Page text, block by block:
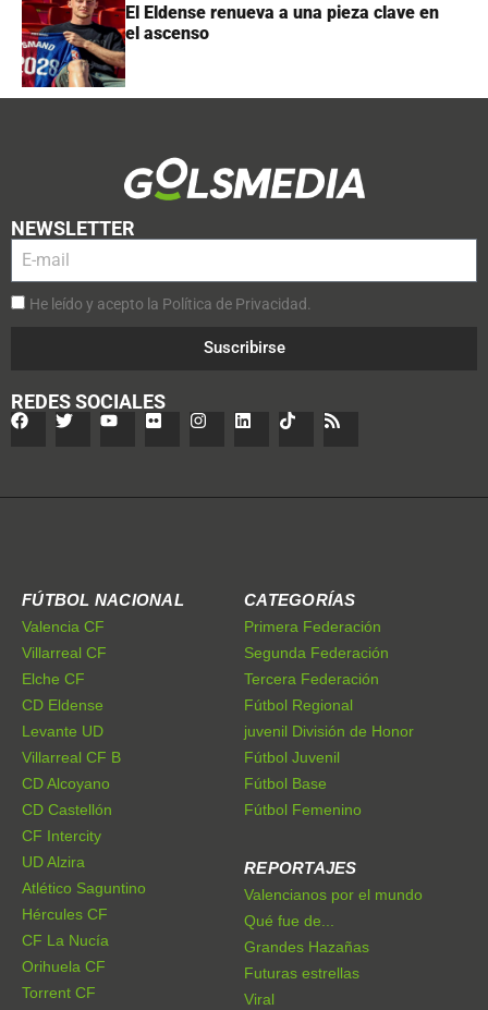
El Eldense renueva a una pieza clave en
el ascenso
NEWSLETTER
He leído y acepto la Política de Privacidad.
Suscribirse
REDES SOCIALES
FÚTBOL NACIONAL
Valencia CF
Villarreal CF
Elche CF
CD Eldense
Levante UD
Villarreal CF B
CD Alcoyano
CD Castellón
CF Intercity
UD Alzira
Atlético Saguntino
Hércules CF
CF La Nucía
Orihuela CF
Torrent CF
CATEGORÍAS
Primera Federación
Segunda Federación
Tercera Federación
Fútbol Regional
juvenil División de Honor
Fútbol Juvenil
Fútbol Base
Fútbol Femenino
REPORTAJES
Valencianos por el mundo
Qué fue de...
Grandes Hazañas
Futuras estrellas
Viral